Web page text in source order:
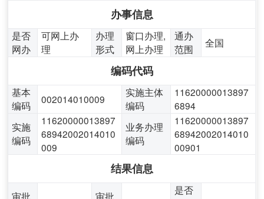
办事信息
是否
网办
可网上办
理
办理
形式
窗口办理,
网上办理
通办
范围
全国
编码代码
基本
编码
002014010009
实施主体
编码
11620000013897
6894
实施
编码
11620000013897
68942002014010
009
业务办理
编码
11620000013897
68942002014010
00901
结果信息
审批 审批
是否